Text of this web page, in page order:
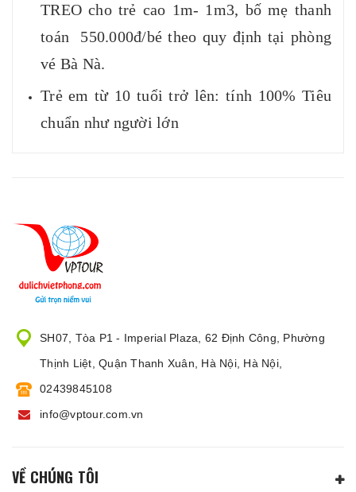
TREO cho trẻ cao 1m- 1m3, bố mẹ thanh
toán 550.000đ/bé theo quy định tại phòng
vé Bà Nà.
Trẻ em từ 10 tuổi trở lên: tính 100% Tiêu
chuẩn như người lớn
SH07, Tòa P1 - Imperial Plaza, 62 Định Công, Phường
Thịnh Liệt, Quận Thanh Xuân, Hà Nội, Hà Nội,
02439845108
info@vptour.com.vn
VỀ CHÚNG TÔI